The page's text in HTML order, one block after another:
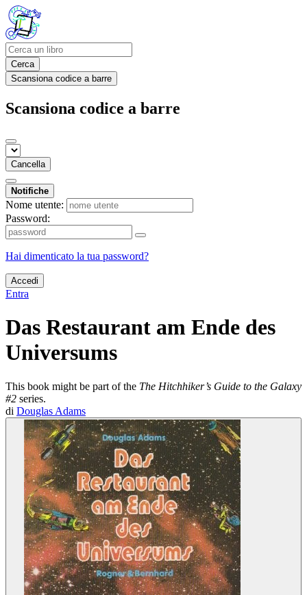
Cerca
Scansiona codice a barre
Scansiona codice a barre
Cancella
Notifiche
Nome utente:
Password:
Hai dimenticato la tua password?
Accedi
Entra
Das Restaurant am Ende des
Universums
This book might be part of the The Hitchhiker’s Guide to the Galaxy
#2 series.
di Douglas Adams